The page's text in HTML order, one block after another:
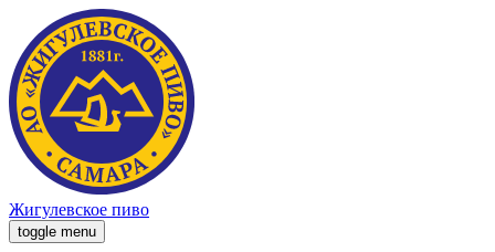
Жигулевское пиво
toggle menu